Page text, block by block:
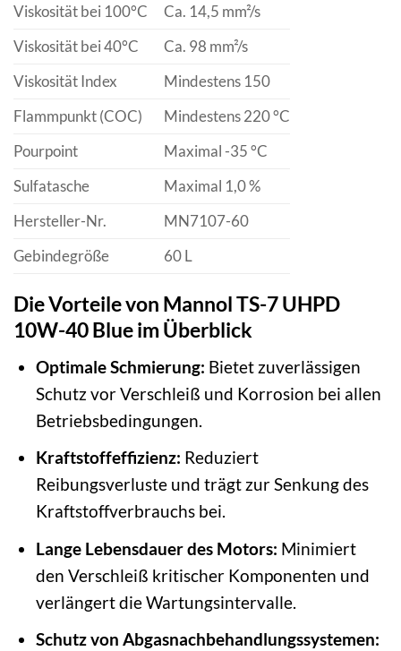
Viskosität bei 100°C
Ca. 14,5 mm²/s
Viskosität bei 40°C
Ca. 98 mm²/s
Viskosität Index
Mindestens 150
Flammpunkt (COC)
Mindestens 220 °C
Pourpoint
Maximal -35 °C
Sulfatasche
Maximal 1,0 %
Hersteller-Nr.
MN7107-60
Gebindegröße
60 L
Die Vorteile von Mannol TS-7 UHPD
10W-40 Blue im Überblick
Optimale Schmierung: Bietet zuverlässigen
Schutz vor Verschleiß und Korrosion bei allen
Betriebsbedingungen.
Kraftstoffeffizienz: Reduziert
Reibungsverluste und trägt zur Senkung des
Kraftstoffverbrauchs bei.
Lange Lebensdauer des Motors: Minimiert
den Verschleiß kritischer Komponenten und
verlängert die Wartungsintervalle.
Schutz von Abgasnachbehandlungssystemen: